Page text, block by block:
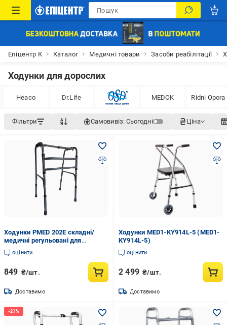
Епіцентр К Каталог Медичні товари Засоби реабілітації
Ходунки для дорослих
Heaco Dr.Life MEDOK Ridni Opora
Фільтри Самовивіз: Сьогодні Ціна
Ходунки PMED 202E складні/
медичні регульовані для
інвалідів дорослих літніх
оцінити
849 ₴/шт.
Доставимо
Ходунки MED1-KY914L-5 (MED1-
KY914L-5)
оцінити
2 499 ₴/шт.
Доставимо